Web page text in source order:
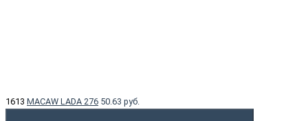
1613 MACAW LADA 276 50.63 руб.